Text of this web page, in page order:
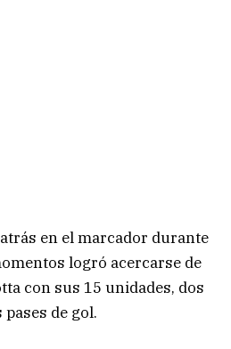
en el marcador durante
logró acercarse de
con sus 15 unidades, dos
de gol.